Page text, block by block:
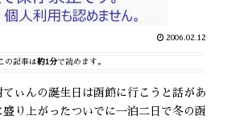
2006.02.12
の記事は約1分で読めます。
ぃんの誕生日は函館に行こうと話があ
盛り上がったついでに一泊二日で冬の函